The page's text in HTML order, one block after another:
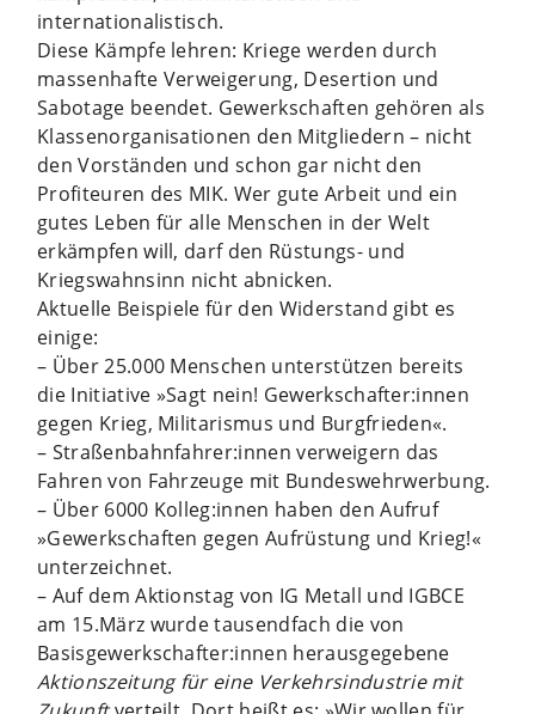
internationalistisch.
Diese Kämpfe lehren: Kriege werden durch
massenhafte Verweigerung, Desertion und
Sabotage beendet. Gewerkschaften gehören als
Klassenorganisationen den Mitgliedern – nicht
den Vorständen und schon gar nicht den
Profiteuren des MIK. Wer gute Arbeit und ein
gutes Leben für alle Menschen in der Welt
erkämpfen will, darf den Rüstungs- und
Kriegswahnsinn nicht abnicken.
Aktuelle Beispiele für den Widerstand gibt es
einige:
– Über 25.000 Menschen unterstützen bereits
die Initiative »Sagt nein! Gewerkschafter:innen
gegen Krieg, Militarismus und Burgfrieden«.
– Straßenbahnfahrer:innen verweigern das
Fahren von Fahrzeuge mit Bundeswehrwerbung.
– Über 6000 Kolleg:innen haben den Aufruf
»Gewerkschaften gegen Aufrüstung und Krieg!«
unterzeichnet.
– Auf dem Aktionstag von IG Metall und IGBCE
am 15.März wurde tausendfach die von
Basisgewerkschafter:innen herausgegebene
Aktionszeitung für eine Verkehrsindustrie mit